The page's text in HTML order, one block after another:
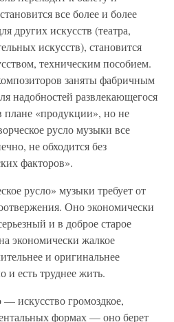
все более и более
других искусств (театра,
искусств), становится
техническим пособием.
заняты фабричным
надобностей развлекающегося
плане «продукции», но не
русло музыки все
не обходится без
факторов».
русло» музыки требует от
Оно экономически
и в доброе старое
экономически жалкое
и оригинальнее
и есть труднее жить.
искусство громоздкое,
формах — оно берет